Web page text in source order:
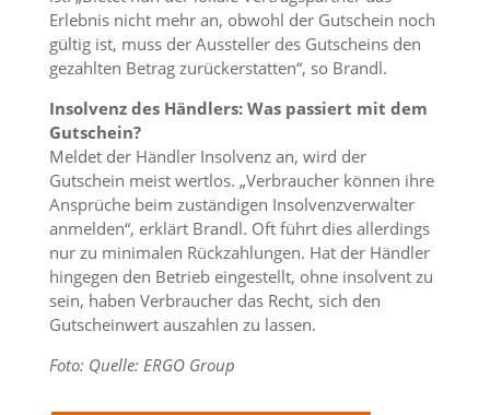
Erlebnis nicht mehr an, obwohl der Gutschein noch
gültig ist, muss der Aussteller des Gutscheins den
gezahlten Betrag zurückerstatten“, so Brandl.
Insolvenz des Händlers: Was passiert mit dem
Gutschein?
Meldet der Händler Insolvenz an, wird der
Gutschein meist wertlos. „Verbraucher können ihre
Ansprüche beim zuständigen Insolvenzverwalter
anmelden“, erklärt Brandl. Oft führt dies allerdings
nur zu minimalen Rückzahlungen. Hat der Händler
hingegen den Betrieb eingestellt, ohne insolvent zu
sein, haben Verbraucher das Recht, sich den
Gutscheinwert auszahlen zu lassen.
Foto: Quelle: ERGO Group